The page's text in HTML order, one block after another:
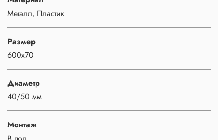
Металл, Пластик
Размер
600х70
Диаметр
40/50 мм
Монтаж